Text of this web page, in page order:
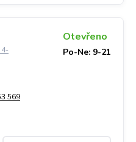
Otevřeno
Po-Ne: 9-21
569